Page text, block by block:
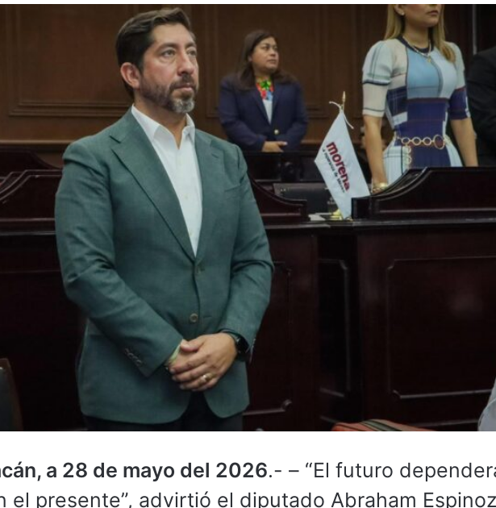
a 28 de mayo del 2026.- – “El futuro
el presente”, advirtió el diputado Abraham